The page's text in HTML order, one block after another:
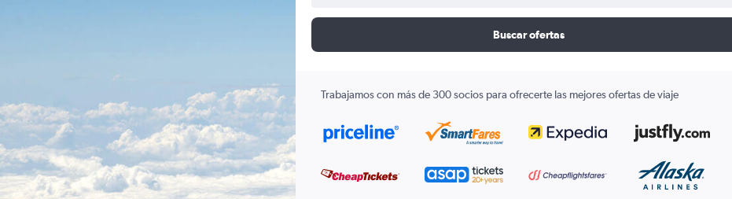
Buscar ofertas
Trabajamos con más de 300 socios para ofrecerte las mejores ofertas de viaje